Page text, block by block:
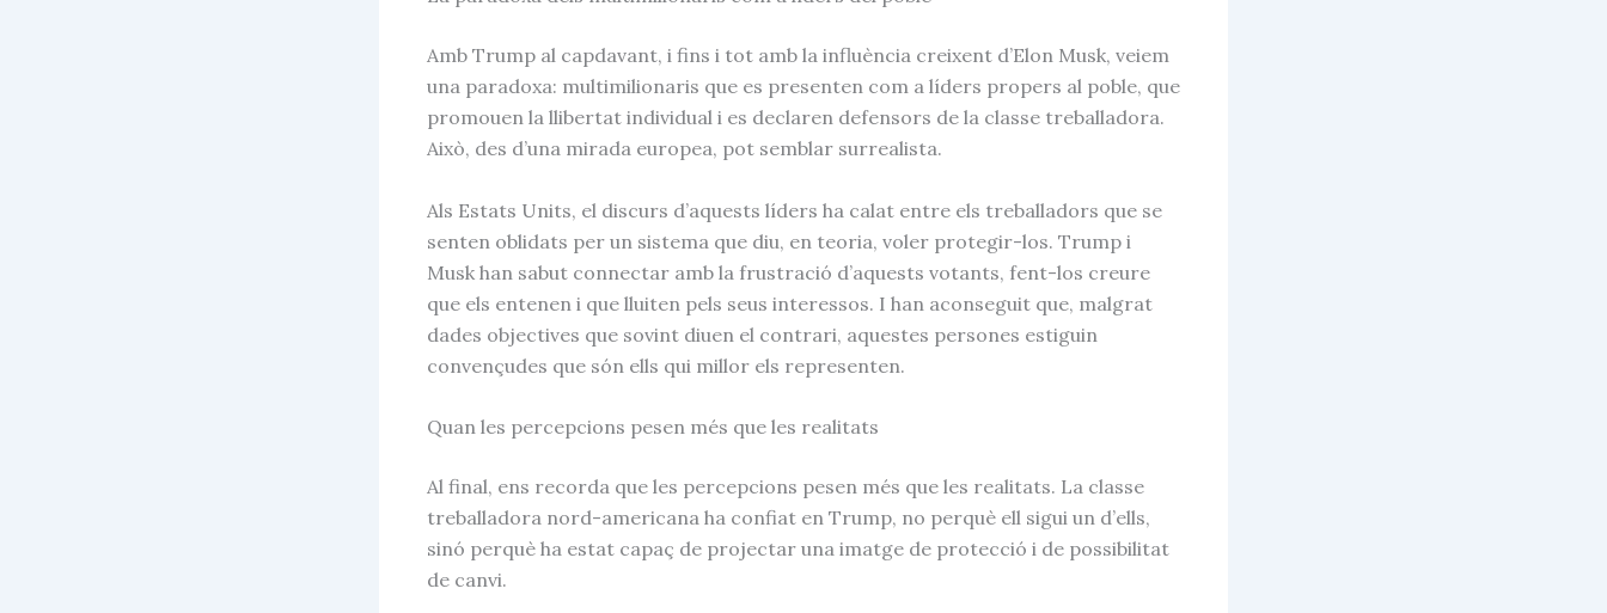
Amb Trump al capdavant, i fins i tot amb la influència creixent d’Elon Musk, veiem
una paradoxa: multimilionaris que es presenten com a líders propers al poble, que
promouen la llibertat individual i es declaren defensors de la classe treballadora.
Això, des d’una mirada europea, pot semblar surrealista.
Als Estats Units, el discurs d’aquests líders ha calat entre els treballadors que se
senten oblidats per un sistema que diu, en teoria, voler protegir-los. Trump i
Musk han sabut connectar amb la frustració d’aquests votants, fent-los creure
que els entenen i que lluiten pels seus interessos. I han aconseguit que, malgrat
dades objectives que sovint diuen el contrari, aquestes persones estiguin
convençudes que són ells qui millor els representen.
Quan les percepcions pesen més que les realitats
Al final, ens recorda que les percepcions pesen més que les realitats. La classe
treballadora nord-americana ha confiat en Trump, no perquè ell sigui un d’ells,
sinó perquè ha estat capaç de projectar una imatge de protecció i de possibilitat
de canvi.